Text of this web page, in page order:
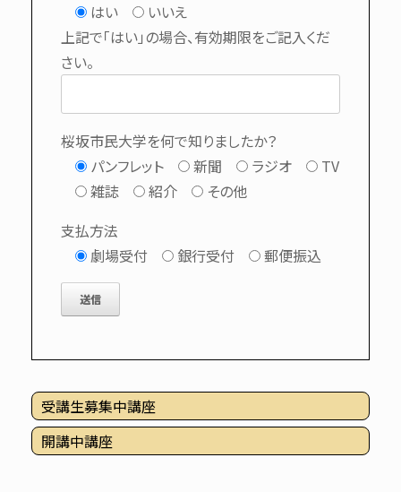
はい
いいえ
上記で「はい」の場合、有効期限をご記入くだ
さい。
桜坂市民大学を何で知りましたか？
パンフレット
新聞 ラジオ
TV
雑誌
紹介
その他
支払方法
劇場受付
銀行受付 郵便振込
受講生募集中講座
開講中講座